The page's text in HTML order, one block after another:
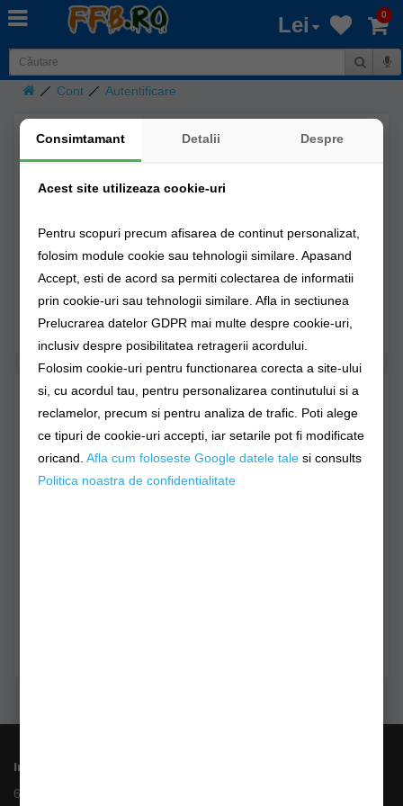
Lei 0
Cont Autentificare
Sunt client nou
Înregistrează un cont nou
rapid, vei fi la curent cu statusurile comenzilor tale, şi vei
ţine evidenţa comenzilor efectuate de tine. În plus
beneficiezi şi de puncte de recompensă
Continuă
Sunt deja client
Am cont deja
Adresa e-Mail
Consimtamant Detalii Despre
Acest site utilizeaza cookie-uri
Pentru scopuri precum afisarea de continut personalizat,
folosim module cookie sau tehnologii similare. Apasand
Accept, esti de acord sa permiti colectarea de informatii
prin cookie-uri sau tehnologii similare. Afla in sectiunea
Prelucrarea datelor GDPR mai multe despre cookie-uri,
inclusiv despre posibilitatea retragerii acordului.
Folosim cookie-uri pentru functionarea corecta a site-ului
si, cu acordul tau, pentru personalizarea continutului si a
reclamelor, precum si pentru analiza de trafic. Poti alege
ce tipuri de cookie-uri accepti, iar setarile pot fi modificate
oricand.Afla cum foloseste Google datele tale si consults
Politica noastra de confidentialitate
Informații
6 Rate fara Dobanda